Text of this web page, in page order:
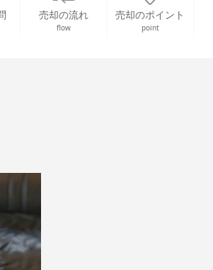
売却の流れ
flow
売却のポイント
point